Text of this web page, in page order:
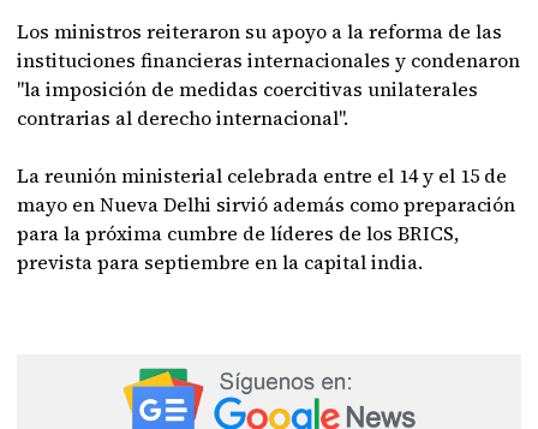
Los ministros reiteraron su apoyo a la reforma de las
instituciones financieras internacionales y condenaron
"la imposición de medidas coercitivas unilaterales
contrarias al derecho internacional".
La reunión ministerial celebrada entre el 14 y el 15 de
mayo en Nueva Delhi sirvió además como preparación
para la próxima cumbre de líderes de los BRICS,
prevista para septiembre en la capital india.